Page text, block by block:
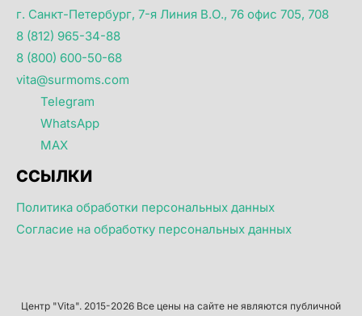
г. Санкт-Петербург, 7-я Линия В.О., 76 офис 705, 708
8 (812) 965-34-88
8 (800) 600-50-68
vita@surmoms.com
Telegram
WhatsApp
MAX
ССЫЛКИ
Политика обработки персональных данных
Согласие на обработку персональных данных
Центр "Vita". 2015-2026 Все цены на сайте не являются публичной